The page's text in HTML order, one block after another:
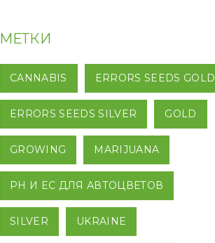
МЕТКИ
CANNABIS ERRORS SEEDS GOLD
ERRORS SEEDS SILVER GOLD
GROWING MARIJUANA
PH И EC ДЛЯ АВТОЦВЕТОВ
SILVER UKRAINE